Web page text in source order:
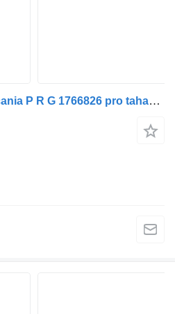
Kliková skříň motoru Scania P R G 1766826 pro tahače Scania P R G T